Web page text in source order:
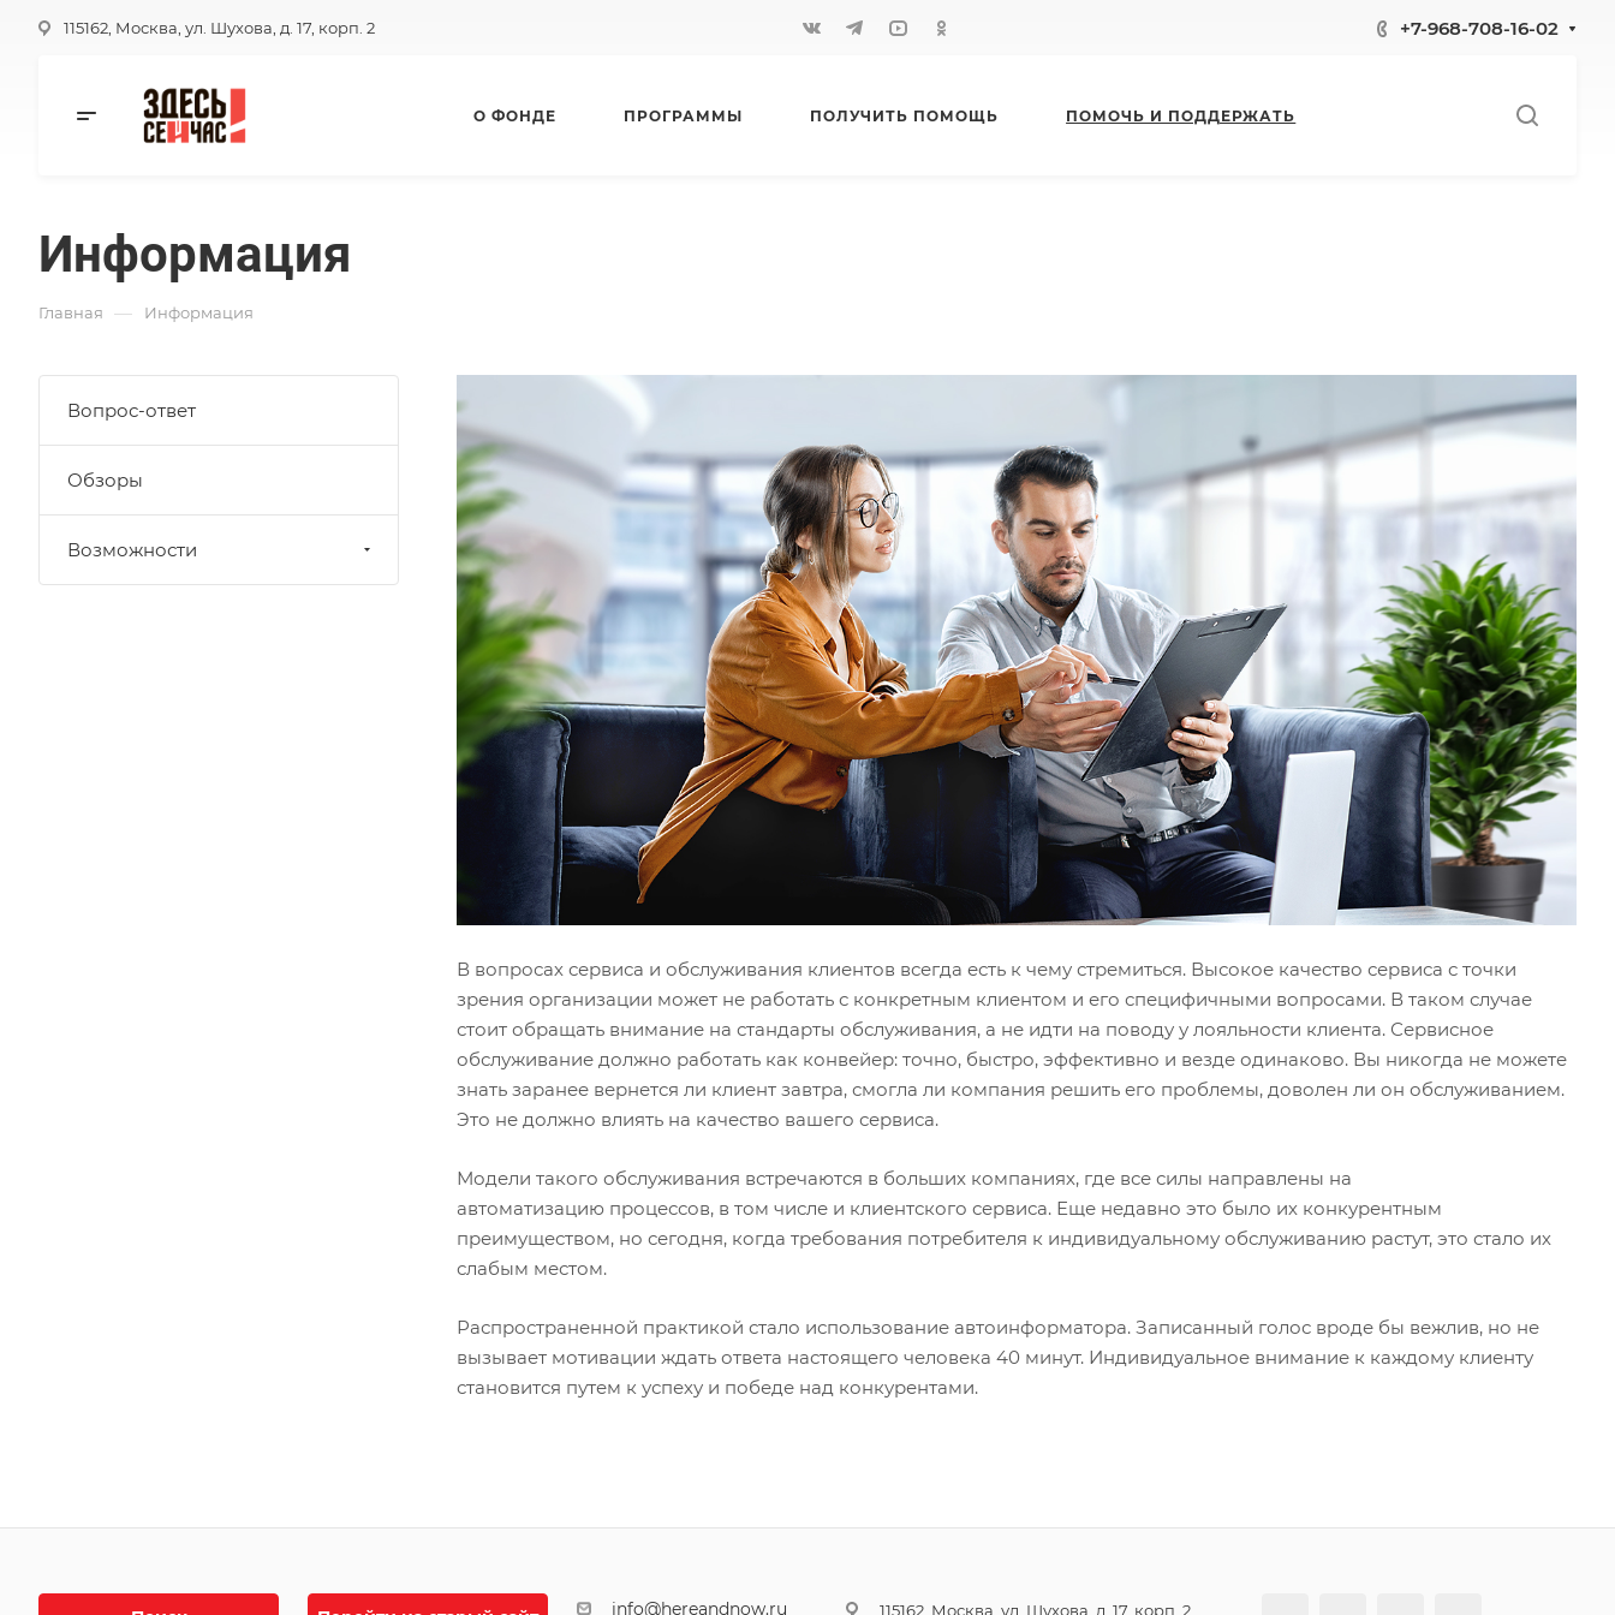
115162, Москва, ул. Шухова, д. 17, корп. 2 +7-968-708-16-02
О ФОНДЕ ПРОГРАММЫ ПОЛУЧИТЬ ПОМОЩЬ ПОМОЧЬ И ПОДДЕРЖАТЬ
Информация
Главная — Информация
В вопросах сервиса и обслуживания клиентов всегда есть к чему стремиться. Высокое качество сервиса с точки
зрения организации может не работать с конкретным клиентом и его специфичными вопросами. В таком случае
стоит обращать внимание на стандарты обслуживания, а не идти на поводу у лояльности клиента. Сервисное
обслуживание должно работать как конвейер: точно, быстро, эффективно и везде одинаково. Вы никогда не можете
знать заранее вернется ли клиент завтра, смогла ли компания решить его проблемы, доволен ли он обслуживанием.
Это не должно влиять на качество вашего сервиса.
Модели такого обслуживания встречаются в больших компаниях, где все силы направлены на
автоматизацию процессов, в том числе и клиентского сервиса. Еще недавно это было их конкурентным
преимуществом, но сегодня, когда требования потребителя к индивидуальному обслуживанию растут, это стало их
слабым местом.
Распространенной практикой стало использование автоинформатора. Записанный голос вроде бы вежлив, но не
вызывает мотивации ждать ответа настоящего человека 40 минут. Индивидуальное внимание к каждому клиенту
становится путем к успеху и победе над конкурентами.
Вопрос-ответ
Обзоры
Возможности
info@hereandnow.ru 115162, Москва, ул. Шухова, д. 17, корп. 2